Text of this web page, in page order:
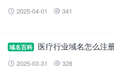
 2025-04-01  341
域名百科 医疗行业域名怎么注
 2025-03-31  328